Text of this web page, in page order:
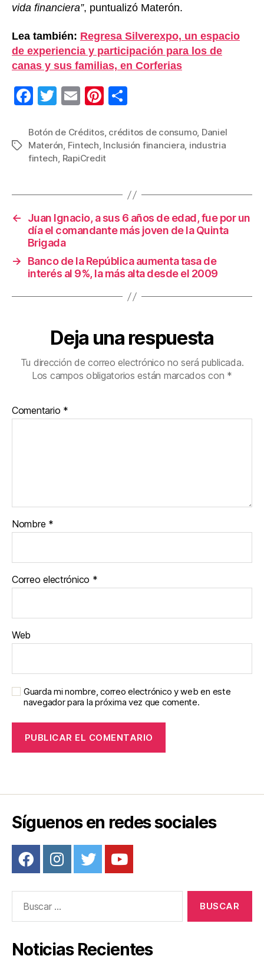
vida financiera”, puntualizó Materón.
Lea también: Regresa Silverexpo, un espacio
de experiencia y participación para los de
canas y sus familias, en Corferias
F
c
e
o
o
k
T
tt
er
E
ail
Pi
er
e
m
p
tir
Etiquetas
Botón de Créditos, créditos de consumo, Daniel
Materón, Fintech, Inclusión financiera, industria
fintech, RapiCredit
←
Juan Ignacio, a sus 6 años de edad, fue por un
día el comandante más joven de la Quinta
Brigada
→
Banco de la República aumenta tasa de
interés al 9%, la más alta desde el 2009
Deja una respuesta
Tu dirección de correo electrónico no será publicada.
Los campos obligatorios están marcados con *
Comentario *
Nombre *
Correo electrónico *
Web
Guarda mi nombre, correo electrónico y web en este
navegador para la próxima vez que comente.
Síguenos en redes sociales
Noticias Recientes